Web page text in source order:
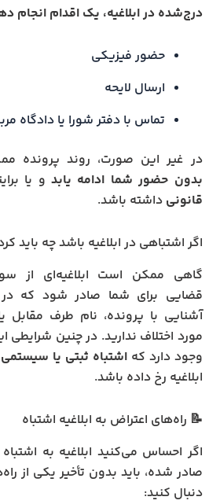
درج‌شده در ابلاغیه، یک اقدام انجام
حضور فیزیکی
ارسال لایحه
تماس با دفتر شورا یا دادگاه
در غیر این صورت، روند پرونده
بدون حضور شما ادامه یابدو یا
قانونی داشته باشد.
اگر اشتباهی در ابلاغیه باشد چه باید
گاهی ممکن است ابلاغیه‌ای از
قضایی برای شما صادر شود که
آشنایی با پرونده، نام طرف مقابل
مورد اختلاف ندارید. در چنین شرایطی
وجود دارد کهاشتباه ثبتی یا سیستمی
ابلاغیه رخ داده باشد.
📝 راه‌های اعتراض به ابلاغیه اشتباه
اگر احساس می‌کنید ابلاغیه به
صادر شده، باید بدون تأخیر یکی از
دنبال کنید: